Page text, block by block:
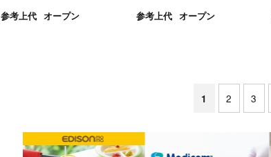
参考上代 オープン 参考上代 オープン
1 2 3